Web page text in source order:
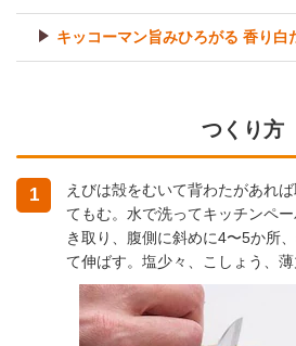
キッコーマン旨みひろがる 香り白
つくり方
1
えびは殻をむいて背わたがあれ
てもむ。水で洗ってキッチンペ
き取り、腹側に斜めに4〜5か所
て伸ばす。塩少々、こしょう、薄